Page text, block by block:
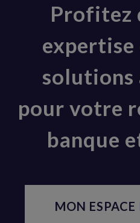
Profitez
expertise
solutions
pour votre
banque
MON ESPACE